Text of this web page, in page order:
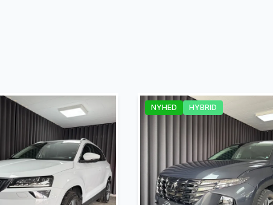
førersæde
Parkeringssensor bagved
NYHED HYBRID